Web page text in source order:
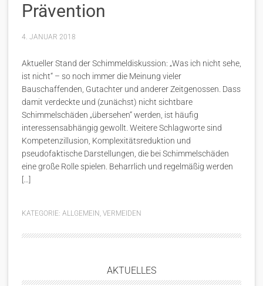
Prävention
4. JANUAR 2018
Aktueller Stand der Schimmeldiskussion: „Was ich nicht sehe,
ist nicht“ – so noch immer die Meinung vieler
Bauschaffenden, Gutachter und anderer Zeitgenossen. Dass
damit verdeckte und (zunächst) nicht sichtbare
Schimmelschäden „übersehen“ werden, ist häufig
interessensabhängig gewollt. Weitere Schlagworte sind
Kompetenzillusion, Komplexitätsreduktion und
pseudofaktische Darstellungen, die bei Schimmelschäden
eine große Rolle spielen. Beharrlich und regelmäßig werden
[…]
KATEGORIE: ALLGEMEIN , VERMEIDEN
AKTUELLES